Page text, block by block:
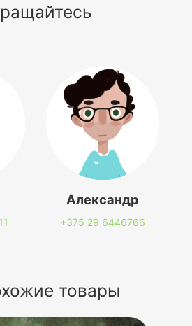
Александр
+375 29 6446766
товары